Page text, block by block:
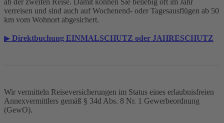
ab der zweiten Reise. Damit können Sie beliebig oft im Jahr
verreisen und sind auch auf Wochenend- oder Tagesausflügen ab 50
km vom Wohnort abgesichert.
▶ Direktbuchung EINMALSCHUTZ oder JAHRESCHUTZ
Wir vermitteln Reiseversicherungen im Status eines erlaubnisfreien
Annexvermittlers gemäß § 34d Abs. 8 Nr. 1 Gewerbeordnung
(GewO).